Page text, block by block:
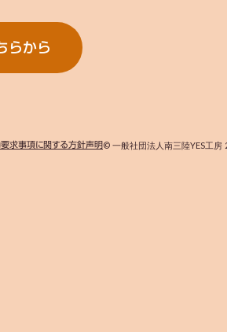
らから
要求事項に関する方針声明© 一般社団法人南三陸YES工房